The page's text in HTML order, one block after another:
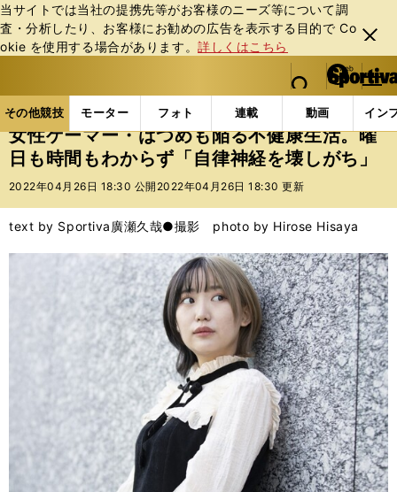
当サイトでは当社の提携先等がお客様のニーズ等について調
査・分析したり、お客様にお勧めの広告を表⽰する⽬的で Co
okie を使⽤する場合があります。詳しくはこちら
閉じ
る
web Sportiva (webスポルティーバ)
検索
マイペ
ー
ジ
メニュ
その他競技 モーター フォト 連載 動画 イン
ス
ポ
ル
バ
その他競技の記事一覧 eスポーツ 女性ゲーマー・
女性ゲーマー・はつめも陥る不健康生活。曜
日も時間もわからず「自律神経を壊しがち」
2022年04月26日 18:30 公開 2022年04月26日 18:30 更新
text by Sportiva 廣瀬久哉●撮影 photo by Hirose Hisaya